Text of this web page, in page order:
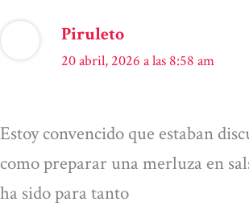
Piruleto
20 abril, 2026 a las 8:58 am
Estoy convencido que estaban
como preparar una merluza en
ha sido para tanto